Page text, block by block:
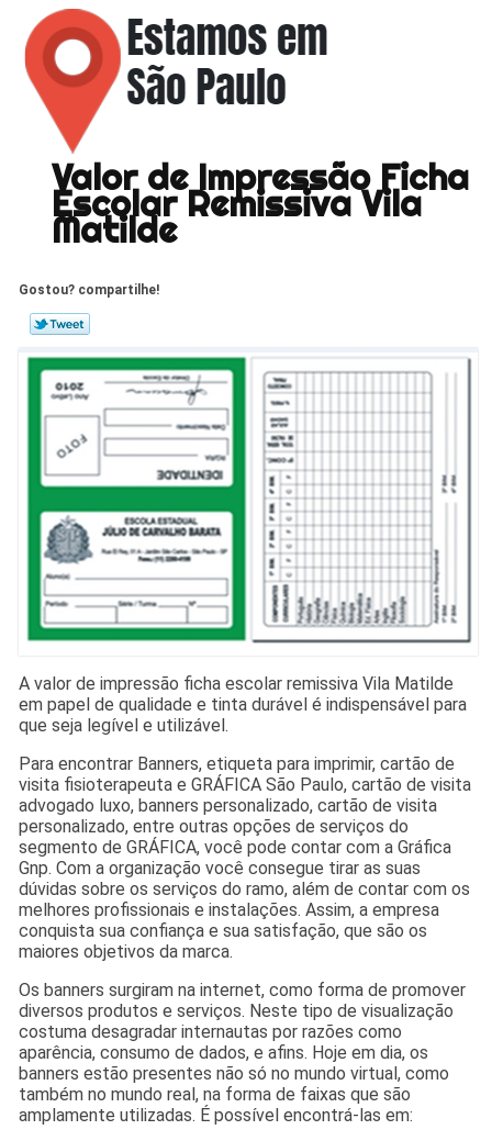
Valor de Impressão Ficha
Escolar Remissiva Vila
Matilde
Gostou? compartilhe!
A valor de impressão ficha escolar remissiva Vila Matilde
em papel de qualidade e tinta durável é indispensável para
que seja legível e utilizável.
Para encontrar Banners, etiqueta para imprimir, cartão de
visita fisioterapeuta e GRÁFICA São Paulo, cartão de visita
advogado luxo, banners personalizado, cartão de visita
personalizado, entre outras opções de serviços do
segmento de GRÁFICA, você pode contar com a Gráfica
Gnp. Com a organização você consegue tirar as suas
dúvidas sobre os serviços do ramo, além de contar com os
melhores profissionais e instalações. Assim, a empresa
conquista sua confiança e sua satisfação, que são os
maiores objetivos da marca.
Os banners surgiram na internet, como forma de promover
diversos produtos e serviços. Neste tipo de visualização
costuma desagradar internautas por razões como
aparência, consumo de dados, e afins. Hoje em dia, os
banners estão presentes não só no mundo virtual, como
também no mundo real, na forma de faixas que são
amplamente utilizadas. É possível encontrá-las em: